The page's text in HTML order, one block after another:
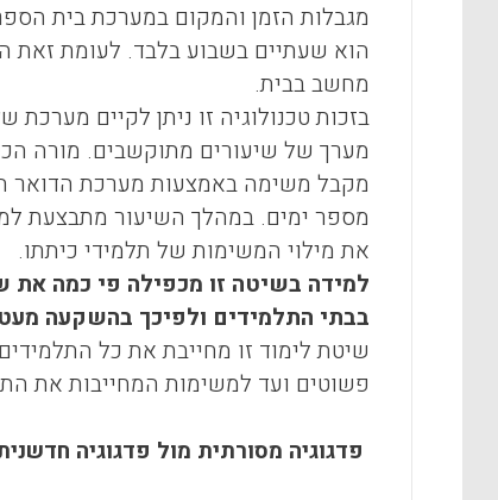
מגבלות הזמן והמקום במערכת בית
הוא שעתיים בשבוע בלבד. לעומת זאת
מחשב בבית.
בזכות טכנולוגיה זו ניתן לקיים
מערך של שיעורים מתוקשבים. מורה
מקבל משימה באמצעות מערכת הדואר
מספר ימים. במהלך השיעור מתבצעת
את מילוי המשימות של תלמידי כיתתו.
למידה בשיטה זו מכפילה פי כמה
בבתי התלמידים ולפיכך בהשקעה
שיטת לימוד זו מחייבת את כל
פשוטים ועד למשימות המחייבות את
פדגוגיה מסורתית מול פדגוגיה